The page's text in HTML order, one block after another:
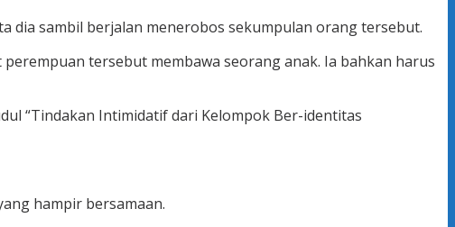
dia sambil berjalan menerobos sekumpulan orang tersebut.
tersebut membawa seorang anak. Ia bahkan harus
“Tindakan Intimidatif dari Kelompok Ber-identitas
hampir bersamaan.